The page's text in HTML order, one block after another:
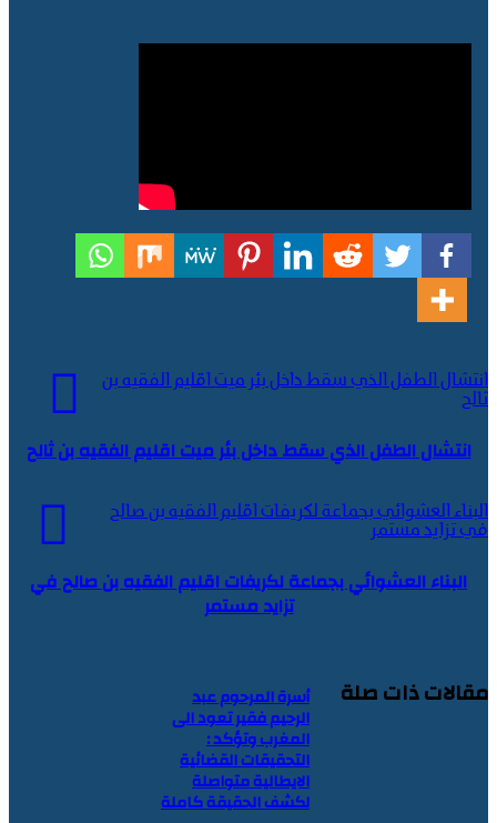
انتشال الطفل الذي سقط داخل بئر ميت اقليم الفقيه بن
ثالح
انتشال الطفل الذي سقط داخل بئر ميت اقليم الفقيه بن ثالح
البناء العشوائي بجماعة لكريفات اقليم الفقيه بن صالح
في تزايد مستمر
البناء العشوائي بجماعة لكريفات اقليم الفقيه بن صالح في
تزايد مستمر
مقالات ذات صلة أسرة المرحوم عبد
الرحيم فقير تعود الى
المغرب وتؤكد :
التحقيقات القضائية
الايطالية متواصلة
لكشف الحقيقة كاملة